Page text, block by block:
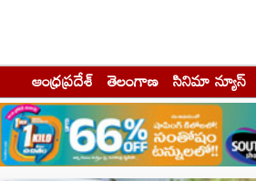
ఆంధ్రప్రదేశ్ తెలంగాణ సినిమా న్యూస్